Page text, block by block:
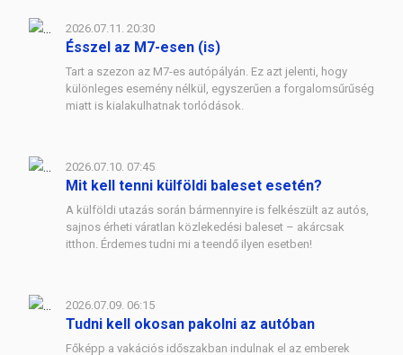
2026.07.11. 20:30
Ésszel az M7-esen (is)
Tart a szezon az M7-es autópályán. Ez azt jelenti, hogy
különleges esemény nélkül, egyszerűen a forgalomsűrűség
miatt is kialakulhatnak torlódások.
2026.07.10. 07:45
Mit kell tenni külföldi baleset esetén?
A külföldi utazás során bármennyire is felkészült az autós,
sajnos érheti váratlan közlekedési baleset – akárcsak
itthon. Érdemes tudni mi a teendő ilyen esetben!
2026.07.09. 06:15
Tudni kell okosan pakolni az autóban
Főképp a vakációs időszakban indulnak el az emberek